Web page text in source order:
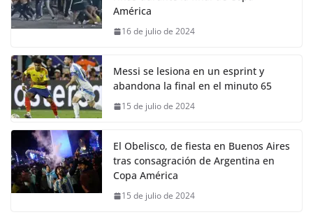
América
16 de julio de 2024
Messi se lesiona en un esprint y
abandona la final en el minuto 65
15 de julio de 2024
El Obelisco, de fiesta en Buenos Aires
tras consagración de Argentina en
Copa América
15 de julio de 2024